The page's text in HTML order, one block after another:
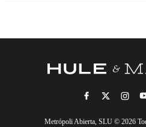
Metrópoli Abierta, SLU © 2026